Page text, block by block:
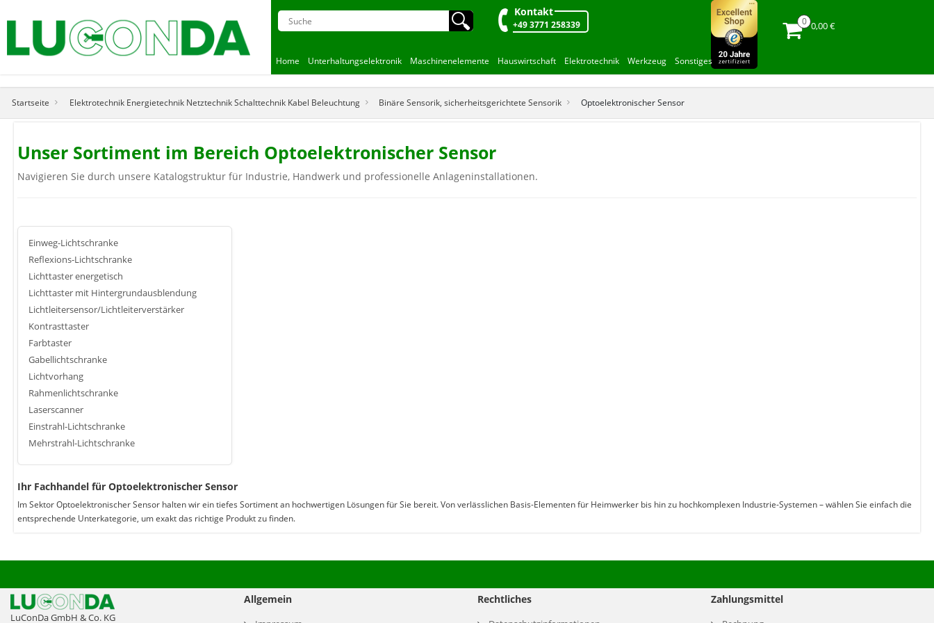
🔍︎ Kontakt
+49 3771 258339 0,00 €
Home Unterhaltungselektronik Maschinenelemente Hauswirtschaft Elektrotechnik Werkzeug Sonstiges
Startseite Elektrotechnik Energietechnik Netztechnik Schalttechnik Kabel Beleuchtung Binäre Sensorik, sicherheitsgerichtete Sensorik Optoelektronischer Sensor
Unser Sortiment im Bereich Optoelektronischer Sensor
Navigieren Sie durch unsere Katalogstruktur für Industrie, Handwerk und professionelle Anlageninstallationen.
Einweg-Lichtschranke
Reflexions-Lichtschranke
Lichttaster energetisch
Lichttaster mit Hintergrundausblendung
Lichtleitersensor/Lichtleiterverstärker
Kontrasttaster
Farbtaster
Gabellichtschranke
Lichtvorhang
Rahmenlichtschranke
Laserscanner
Einstrahl-Lichtschranke
Mehrstrahl-Lichtschranke
Ihr Fachhandel für Optoelektronischer Sensor
Im Sektor Optoelektronischer Sensor halten wir ein tiefes Sortiment an hochwertigen Lösungen für Sie bereit. Von verlässlichen Basis-Elementen für Heimwerker bis hin zu hochkomplexen Industrie-Systemen – wählen Sie einfach die
entsprechende Unterkategorie, um exakt das richtige Produkt zu finden.
LuConDa GmbH & Co. KG
Allgemein Rechtliches Zahlungsmittel